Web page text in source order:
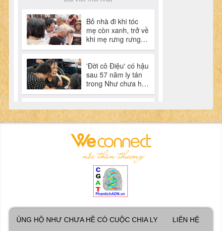
ỦNG HỘ NHƯ CHƯA HỀ CÓ CUỘC CHIA LY LIÊN HỆ